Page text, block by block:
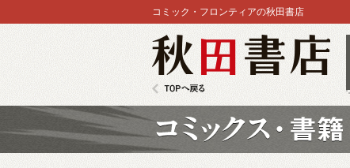
コミック・フロンティアの秋田書店